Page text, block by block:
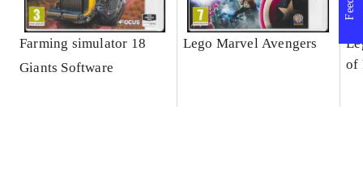
Farming simulator 18
Giants Software
Lego Marvel Avengers
of